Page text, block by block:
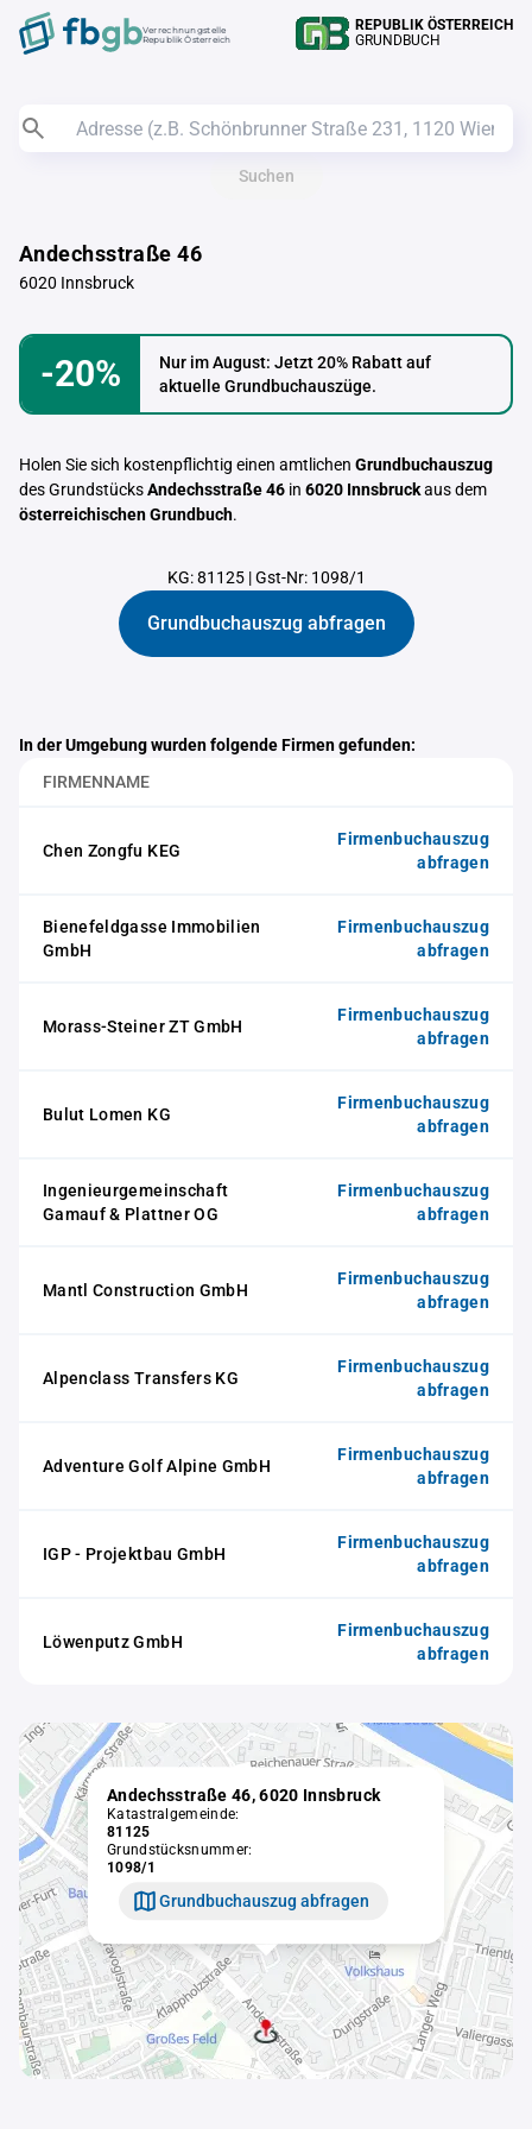
Verrechnungstelle
Republik Österreich
REPUBLIK ÖSTERREICH
GRUNDBUCH
Suchen
Andechsstraße 46
6020 Innsbruck
-20%
Nur im August: Jetzt 20% Rabatt auf
aktuelle Grundbuchauszüge.
Holen Sie sich kostenpflichtig einen amtlichen Grundbuchauszug
des GrundstücksAndechsstraße 46 in 6020 Innsbruckaus dem
österreichischen Grundbuch.
KG: 81125|Gst-Nr: 1098/1
Grundbuchauszug abfragen
In der Umgebung wurden folgende Firmen gefunden:
FIRMENNAME
Chen Zongfu KEG
Firmenbuchauszug
abfragen
Bienefeldgasse Immobilien
GmbH
Firmenbuchauszug
abfragen
Morass-Steiner ZT GmbH
Firmenbuchauszug
abfragen
Bulut Lomen KG
Firmenbuchauszug
abfragen
Ingenieurgemeinschaft
Gamauf & Plattner OG
Firmenbuchauszug
abfragen
Mantl Construction GmbH
Firmenbuchauszug
abfragen
Alpenclass Transfers KG
Firmenbuchauszug
abfragen
Adventure Golf Alpine GmbH
Firmenbuchauszug
abfragen
IGP - Projektbau GmbH
Firmenbuchauszug
abfragen
Löwenputz GmbH
Firmenbuchauszug
abfragen
Andechsstraße 46, 6020 Innsbruck
Katastralgemeinde:
81125
Grundstücksnummer:
1098/1
Grundbuchauszug abfragen